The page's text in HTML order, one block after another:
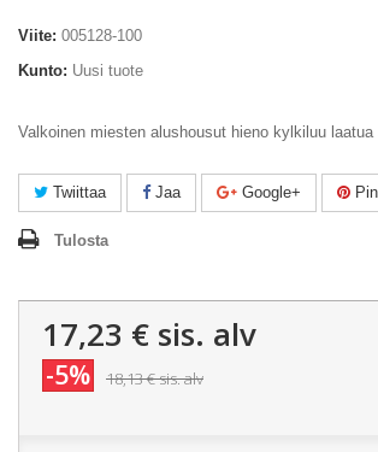
Viite: 005128-100
Kunto: Uusi tuote
Valkoinen miesten alushousut hieno kylkiluu laatua
Twiittaa Jaa Google+
Tulosta
17,23 € sis. alv
-5% 18,13 €sis. alv